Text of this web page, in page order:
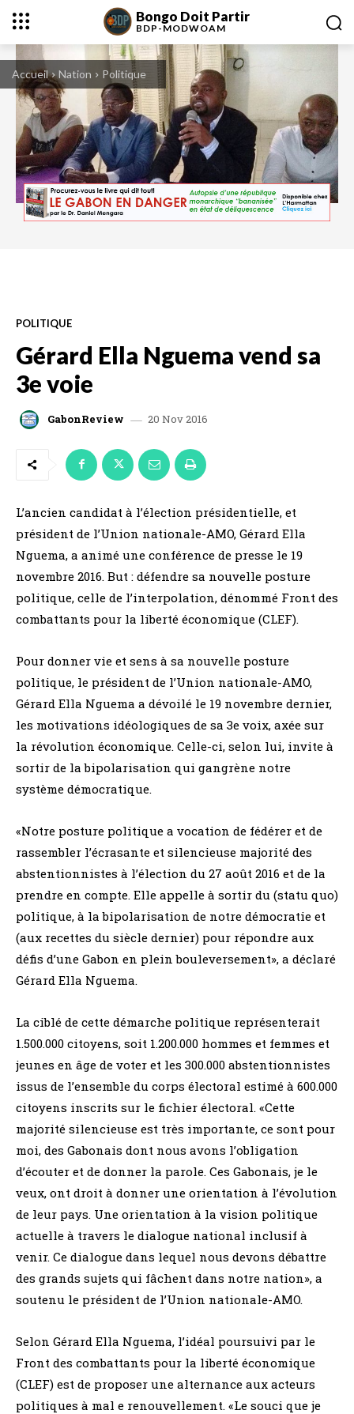
Bongo Doit Partir
BDP-MODWOAM
Accueil Nation Politique
POLITIQUE
Gérard Ella Nguema vend sa
3e voie
GabonReview 20 Nov 2016
L’ancien candidat à l’élection présidentielle, et
président de l’Union nationale-AMO, Gérard Ella
Nguema, a animé une conférence de presse le 19
novembre 2016. But : défendre sa nouvelle posture
politique, celle de l’interpolation, dénommé Front des
combattants pour la liberté économique (CLEF).
Pour donner vie et sens à sa nouvelle posture
politique, le président de l’Union nationale-AMO,
Gérard Ella Nguema a dévoilé le 19 novembre dernier,
les motivations idéologiques de sa 3e voix, axée sur
la révolution économique. Celle-ci, selon lui, invite à
sortir de la bipolarisation qui gangrène notre
système démocratique.
«Notre posture politique a vocation de fédérer et de
rassembler l’écrasante et silencieuse majorité des
abstentionnistes à l’élection du 27 août 2016 et de la
prendre en compte. Elle appelle à sortir du (statu quo)
politique, à la bipolarisation de notre démocratie et
(aux recettes du siècle dernier) pour répondre aux
défis d’une Gabon en plein bouleversement», a déclaré
Gérard Ella Nguema.
La ciblé de cette démarche politique représenterait
1.500.000 citoyens, soit 1.200.000 hommes et femmes et
jeunes en âge de voter et les 300.000 abstentionnistes
issus de l’ensemble du corps électoral estimé à 600.000
citoyens inscrits sur le fichier électoral. «Cette
majorité silencieuse est très importante, ce sont pour
moi, des Gabonais dont nous avons l’obligation
d’écouter et de donner la parole. Ces Gabonais, je le
veux, ont droit à donner une orientation à l’évolution
de leur pays. Une orientation à la vision politique
actuelle à travers le dialogue national inclusif à
venir. Ce dialogue dans lequel nous devons débattre
des grands sujets qui fâchent dans notre nation», a
soutenu le président de l’Union nationale-AMO.
Selon Gérard Ella Nguema, l’idéal poursuivi par le
Front des combattants pour la liberté économique
(CLEF) est de proposer une alternance aux acteurs
politiques à mal e renouvellement. «Le souci que je